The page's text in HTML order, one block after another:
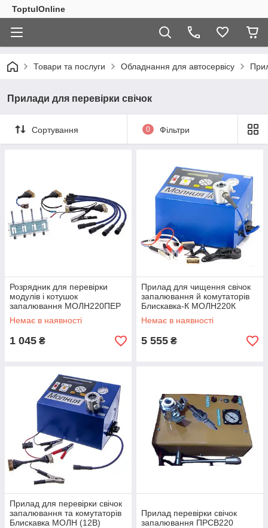
ToptulOnline
Товари та послуги Обладнання для автосервісу
Прилади для перевірки свічок
Сортування 0 Фільтри
Розрядник для перевірки
модулів і котушок
запалювання МОЛН220ПЕР
Немає в наявності
1 045 ₴
Прилад для чищення свічок
запалювання й комутаторів
Блискавка-К МОЛН220К
Немає в наявності
5 555 ₴
Прилад для перевірки свічок
запалювання та комутаторів
Блискавка МОЛН (12В)
Прилад перевірки свічок
запалювання ПРСВ220